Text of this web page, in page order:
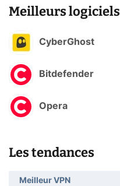
Meilleurs logiciels
CyberGhost
Bitdefender
Opera
Les tendances
Meilleur VPN